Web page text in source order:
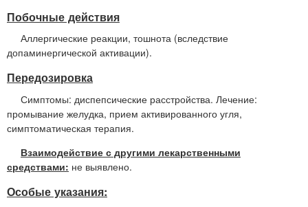
Побочные действия
Аллергические реакции, тошнота (вследствие
допаминергической активации).
Передозировка
Симптомы: диспепсические расстройства. Лечение:
промывание желудка, прием активированного угля,
симптоматическая терапия.
Взаимодействие с другими лекарственными
средствами: не выявлено.
Особые указания: